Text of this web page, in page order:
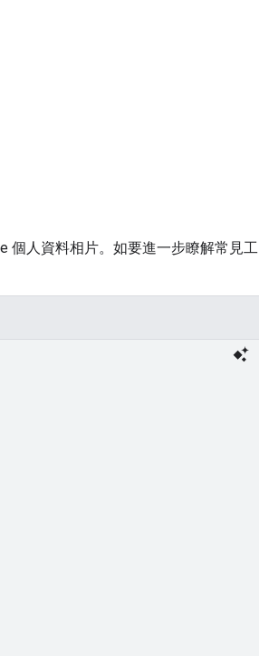
個人資料相片。如要進一步瞭解常見工